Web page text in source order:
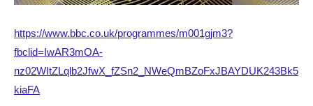
https://www.bbc.co.uk/programmes/m001gjm3?
fbclid=IwAR3mOA-
nz02WItZLqlb2JfwX_fZSn2_NWeQmBZoFxJBAYDUK243Bk5
kiaFA